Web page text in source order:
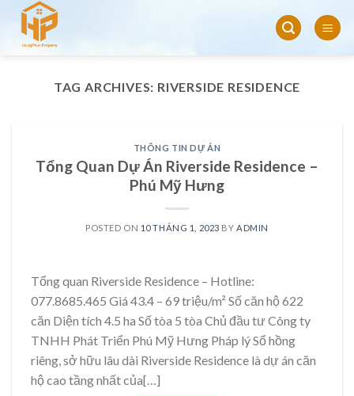
Skip
content
TAG ARCHIVES: RIVERSIDE RESIDENCE
THÔNG TIN DỰ ÁN
Tổng Quan Dự Án Riverside Residence –
Phú Mỹ Hưng
POSTED ON 10 THÁNG 1, 2023 BY ADMIN
Tổng quan Riverside Residence – Hotline:
077.8685.465 Giá 43.4 – 69 triệu/m² Số căn hộ 622
căn Diện tích 4.5 ha Số tòa 5 tòa Chủ đầu tư Công ty
TNHH Phát Triển Phú Mỹ Hưng Pháp lý Sổ hồng
riêng, sở hữu lâu dài Riverside Residence là dự án căn
hộ cao tầng nhất của[…]